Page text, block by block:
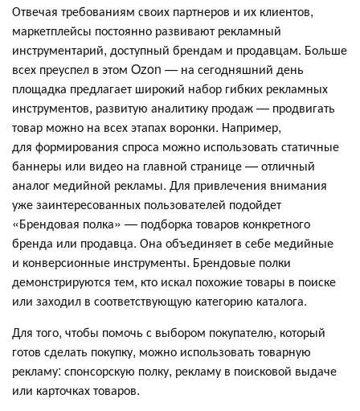
Отвечая требованиям своих партнеров и их клиентов,
маркетплейсы постоянно развивают рекламный
инструментарий, доступный брендам и продавцам. Больше
всех преуспел в этом Ozon — на сегодняшний день
площадка предлагает широкий набор гибких рекламных
инструментов, развитую аналитику продаж — продвигать
товар можно на всех этапах воронки. Например,
для формирования спроса можно использовать статичные
баннеры или видео на главной странице — отличный
аналог медийной рекламы. Для привлечения внимания
уже заинтересованных пользователей подойдет
«Брендовая полка» — подборка товаров конкретного
бренда или продавца. Она объединяет в себе медийные
и конверсионные инструменты. Брендовые полки
демонстрируются тем, кто искал похожие товары в поиске
или заходил в соответствующую категорию каталога.
Для того, чтобы помочь с выбором покупателю, который
готов сделать покупку, можно использовать товарную
рекламу: спонсорскую полку, рекламу в поисковой выдаче
или карточках товаров.